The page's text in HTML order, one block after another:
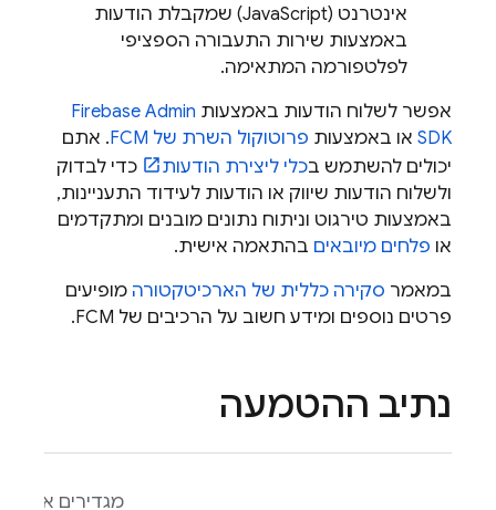
אינטרנט (JavaScript) שמקבלת הודעות
באמצעות שירות התעבורה הספציפי
לפלטפורמה המתאימה.
אפשר לשלוח הודעות באמצעות
Firebase Admin
SDK או באמצעות פרוטוקול השרת של FCM
. אתם
יכולים להשתמש בכלי ליצירת הודעות
כדי לבדוק
ולשלוח הודעות שיווק או הודעות לעידוד התעניינות,
באמצעות טירגוט וניתוח נתונים מובנים ומתקדמים
או פלחים מיובאים בהתאמה אישית.
במאמר סקירה כללית של הארכיטקטורה מופיעים
פרטים נוספים ומידע חשוב על הרכיבים של FCM
.
נתיב ההטמעה
מגדירים את